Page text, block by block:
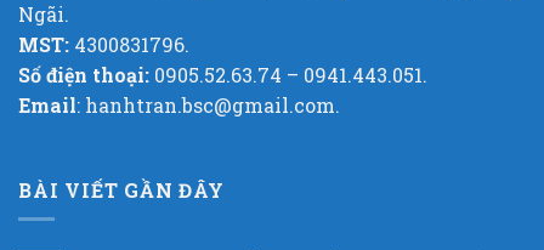
Ngãi.
MST: 4300831796.
Số điện thoại: 0905.52.63.74 – 0941.443.051.
Email: hanhtran.bsc@gmail.com.
BÀI VIẾT GẦN ĐÂY